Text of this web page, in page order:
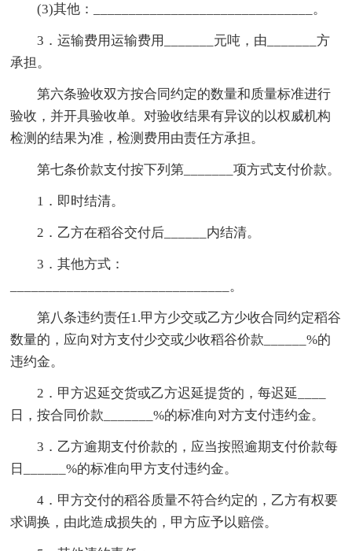
(3)其他：_______________________________。
3．运输费用运输费用_______元吨，由_______方
承担。
第六条验收双方按合同约定的数量和质量标准进行
验收，并开具验收单。对验收结果有异议的以权威机构
检测的结果为准，检测费用由责任方承担。
第七条价款支付按下列第_______项方式支付价款。
1．即时结清。
2．乙方在稻谷交付后______内结清。
3．其他方式：
_______________________________。
第八条违约责任1.甲方少交或乙方少收合同约定稻谷
数量的，应向对方支付少交或少收稻谷价款______%的
违约金。
2．甲方迟延交货或乙方迟延提货的，每迟延____
日，按合同价款_______%的标准向对方支付违约金。
3．乙方逾期支付价款的，应当按照逾期支付价款每
日______%的标准向甲方支付违约金。
4．甲方交付的稻谷质量不符合约定的，乙方有权要
求调换，由此造成损失的，甲方应予以赔偿。